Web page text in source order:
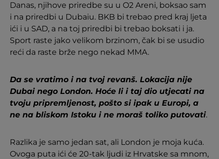
Danas, njihove priredbe su u O2 Areni, boksao sam
i na priredbi u Dubaiu. BKB bi trebao pred kraj ljeta
ići i u SAD, a na toj priredbi bi trebao boksati i ja.
Sport raste jako velikom brzinom, čak bi se usudio
reći da raste brže nego nekad MMA.
Da se vratimo i na tvoj revanš. Lokacija nije
Dubai nego London. Hoće li i taj dio utjecati na
tvoju pripremljenost, pošto si ipak u Europi, a
ne na bliskom Istoku i ne moraš toliko putovati.
Razlika je samo jedan sat, ali London je moja kuća.
Ovoga puta ići će 20-tak ljudi iz Hrvatske sa mnom,